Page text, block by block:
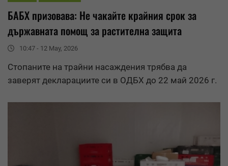
БАБХ призовава: Не чакайте крайния срок за
държавната помощ за растителна защита
10:47 - 12 May, 2026
Стопаните на трайни насаждения трябва да
заверят декларациите си в ОДБХ до 22 май 2026 г.